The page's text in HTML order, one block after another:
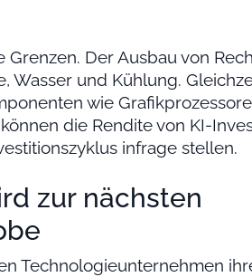
Grenzen. Der Ausbau von
Wasser und Kühlung.
wie
die Rendite von KI-
infrage stellen.
zur nächsten
Technologieunternehmen